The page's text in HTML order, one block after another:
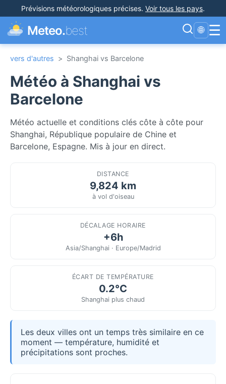
Prévisions météorologiques précises. Voir tous les pays.
Meteo.best 🌐 ☰
vers d'autres > Shanghai vs Barcelone
Météo à Shanghai vs
Barcelone
Météo actuelle et conditions clés côte à côte pour
Shanghai, République populaire de Chine et
Barcelone, Espagne. Mis à jour en direct.
DISTANCE
9,824 km
à vol d'oiseau
DÉCALAGE HORAIRE
+6h
Asia/Shanghai · Europe/Madrid
ÉCART DE TEMPÉRATURE
0.2°C
Shanghai plus chaud
Les deux villes ont un temps très similaire en ce
moment — température, humidité et
précipitations sont proches.